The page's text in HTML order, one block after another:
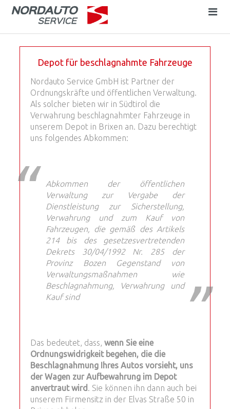
Depot für beschlagnahmte Fahrzeuge
Nordauto Service GmbH ist Partner der
Ordnungskräfte und öffentlichen Verwaltung.
Als solcher bieten wir in Südtirol die
Verwahrung beschlagnahmter Fahrzeuge in
unserem Depot in Brixen an. Dazu berechtigt
uns folgendes Abkommen:
Abkommen der öffentlichen
Verwaltung zur Vergabe der
Dienstleistung zur Sicherstellung,
Verwahrung und zum Kauf von
Fahrzeugen, die gemäß des Artikels
214 bis des gesetzesvertretenden
Dekrets 30/04/1992 Nr. 285 der
Provinz Bozen Gegenstand von
Verwaltungsmaßnahmen wie
Beschlagnahmung, Verwahrung und
Kauf sind
Das bedeutet, dass, wenn Sie eine
Ordnungswidrigkeit begehen, die die
Beschlagnahmung Ihres Autos vorsieht, uns
der Wagen zur Aufbewahrung im Depot
anvertraut wird . Sie können ihn dann auch bei
unserem Firmensitz in der Elvas Straße 50 in